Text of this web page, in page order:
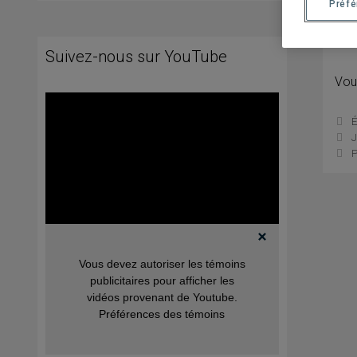
Suivez-nous sur YouTube
Vous devez autoriser les témoins
publicitaires pour afficher les
vidéos provenant de Youtube.
Préférences des témoins